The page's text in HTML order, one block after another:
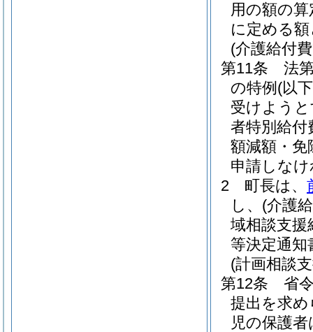
用の額の
に定める
(介護給付
第11条
法
の特例 (以
受けよう
者特別給
額減額・
申請しな
2
町長は、
し、 (介護
域相談支援
等決定通
(計画相談
第12条
省
提出を求
児の保護